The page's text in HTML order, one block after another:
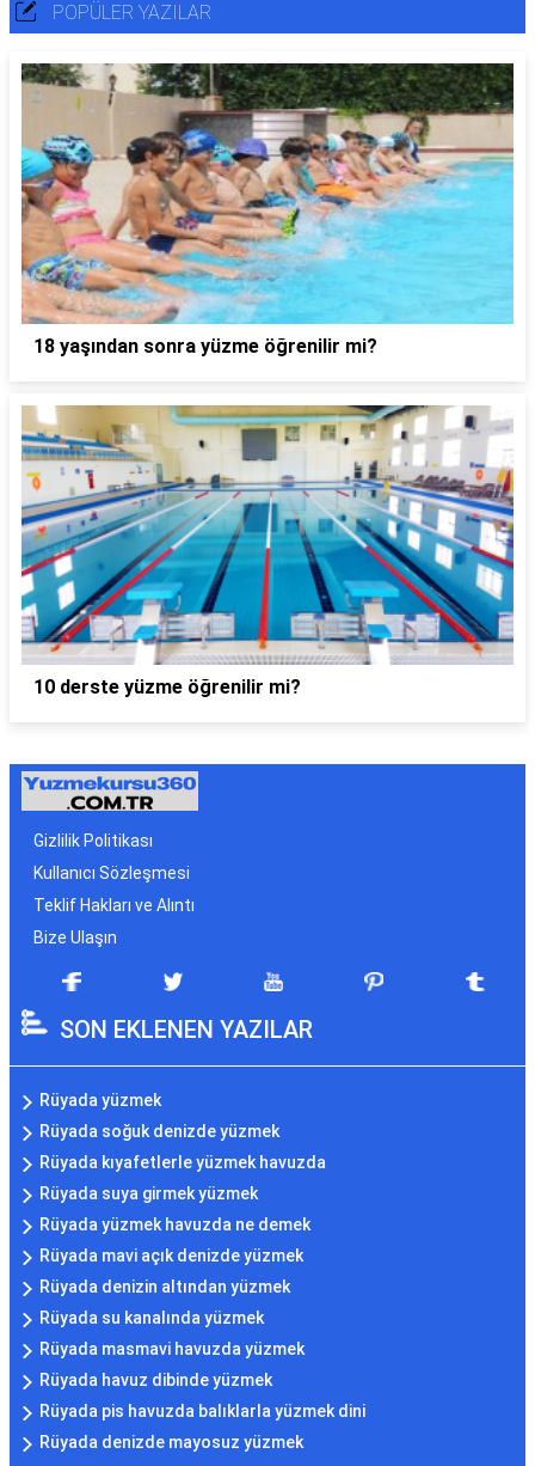
POPÜLER YAZILAR
18 yaşından sonra yüzme öğrenilir mi?
10 derste yüzme öğrenilir mi?
Gizlilik Politikası
Kullanıcı Sözleşmesi
Teklif Hakları ve Alıntı
Bize Ulaşın
SON EKLENEN YAZILAR
Rüyada yüzmek
Rüyada soğuk denizde yüzmek
Rüyada kıyafetlerle yüzmek havuzda
Rüyada suya girmek yüzmek
Rüyada yüzmek havuzda ne demek
Rüyada mavi açık denizde yüzmek
Rüyada denizin altından yüzmek
Rüyada su kanalında yüzmek
Rüyada masmavi havuzda yüzmek
Rüyada havuz dibinde yüzmek
Rüyada pis havuzda balıklarla yüzmek dini
Rüyada denizde mayosuz yüzmek